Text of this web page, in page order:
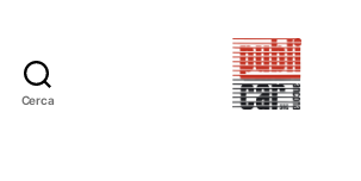
Cerca